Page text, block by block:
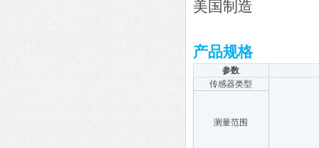
美国制造
产品规格
参数
传感器类型
测量范围